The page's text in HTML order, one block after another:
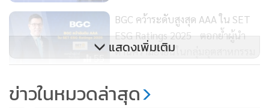
55
BGC คว้าระดับสูงสุด AAA ใน SET
ESG Ratings 2025 ตอกย้ำผู้นำ
ด้านความยั่งยืนในกลุ่มอุตสาหกรรม
ระดับ A ปี 2568
แสดงเพิ่มเติม
ข่าวในหมวดล่าสุด